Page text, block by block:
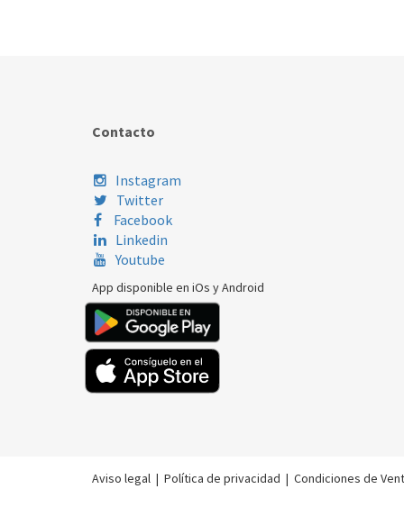
Contacto
Instagram
Twitter
Facebook
Linkedin
Youtube
App disponible en iOs y Android
Aviso legal | Política de privacidad | Condiciones de